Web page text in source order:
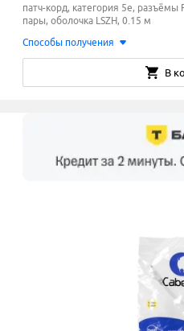
патч-корд, категория 5e,
пары, оболочка LSZH, 0.15 м
Способы получения
В